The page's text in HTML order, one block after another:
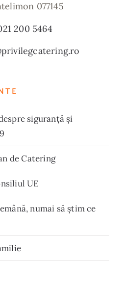
077145
200 5464
siguranță și
de Catering
UE
numai să știm ce